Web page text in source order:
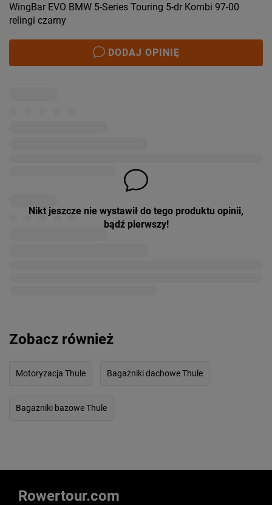
WingBar EVO BMW 5-Series Touring 5-dr Kombi 97-00
relingi czarny
DODAJ OPINIĘ
Nikt jeszcze nie wystawił do tego produktu opinii,
bądź pierwszy!
Zobacz również
Motoryzacja Thule Bagażniki dachowe Thule
Bagażniki bazowe Thule
Rowertour.com